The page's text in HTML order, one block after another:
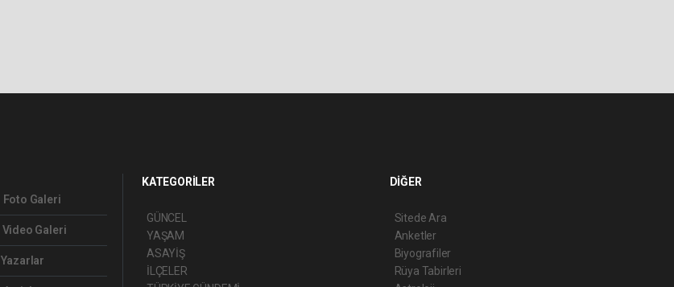
Foto Galeri
Video Galeri
Yazarlar
KATEGORİLER
GÜNCEL
YAŞAM
ASAYİŞ
İLÇELER
DİĞER
Sitede Ara
Anketler
Biyografiler
Rüya Tabirleri